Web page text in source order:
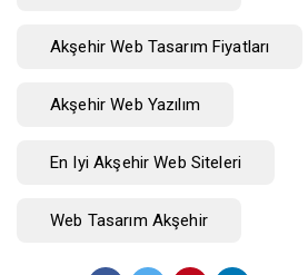
Akşehir Web Tasarım Fiyatları
Akşehir Web Yazılım
En Iyi Akşehir Web Siteleri
Web Tasarım Akşehir